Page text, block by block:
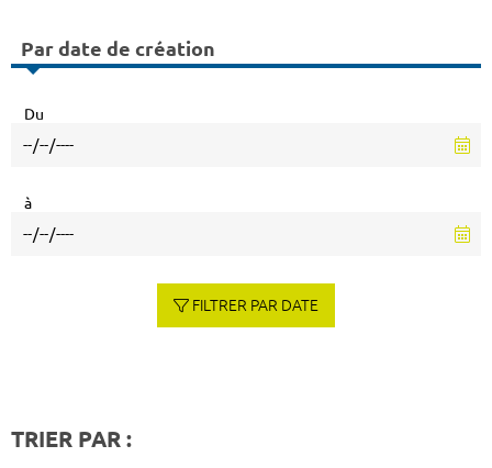
Par date de création
Du
à
FILTRER PAR DATE
TRIER PAR :